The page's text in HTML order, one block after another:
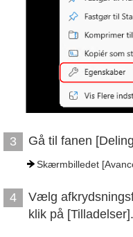
3 Gå til fanen
Skærmbilledet
4
Vælg
klik på [Tilladelser].